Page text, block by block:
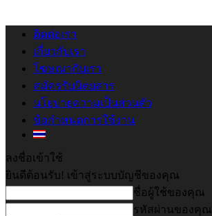
ติดต่อเรา
เกี่ยวกับเรา
โฆษณากับเรา
สมัครรับนิตยสาร
นโยบายความเป็นส่วนตัว
ข้อกำหนดการใช้งาน
ลงชื่อเข้าใช้
ยินดีต้อนรับ! เข้าสู่ระบบบัญชีของคุณ
ชื่อผู้ใช้ของคุณ
รหัสผ่านของคุณ